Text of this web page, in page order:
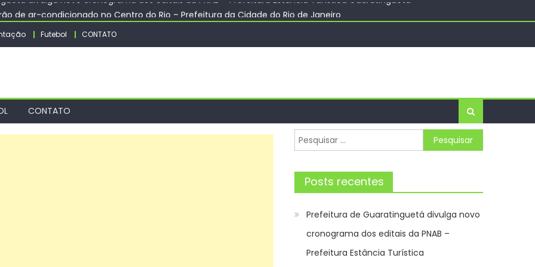
de ar-condicionado no Centro do Rio – Prefeitura da Cidade do Rio de Janeiro
Sinfônica e Hugo Rafael celebram aniversário de 372 anos de Sorocaba – Agência de Notícias
prêmio acumula para R$ 165 milhões
divulga novo cronograma dos editais da PNAB – Prefeitura Estância Turística Guaratinguetá
Futebol CONTATO
CONTATO
Pesquisar
por:
Posts recentes
Prefeitura de Guaratinguetá divulga novo
cronograma dos editais da PNAB –
Prefeitura Estância Turística